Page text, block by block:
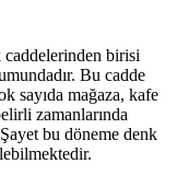
birisi
Bu cadde
sayıda mağaza, kafe
zamanlarında
bu döneme denk